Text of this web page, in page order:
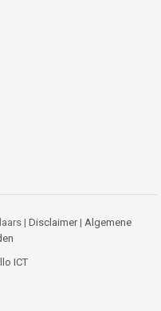
| Disclaimer| Algemene
ICT